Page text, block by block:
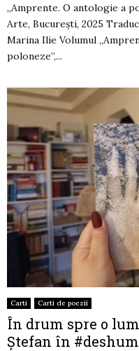
„Amprente. O antologie a
Arte, București, 2025
Marina Ilie Volumul
poloneze”,...
Carti Carti de poezii
În drum spre o
Ștefan în